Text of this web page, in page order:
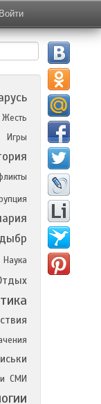
Войти
Жесть
Игры
Наука
СМИ